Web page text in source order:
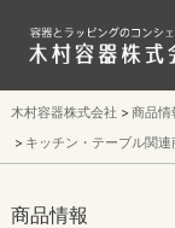
木村容器株式会社
商品情
キッチン・テーブル関連
商品情報